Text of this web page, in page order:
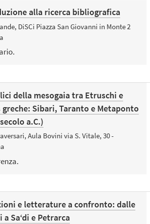
alla ricerca bibliografica
DiSCi Piazza San Giovanni in Monte 2
della mesogaia tra Etruschi e
greche: Sibari, Taranto e Metaponto
a.C.)
Aula Bovini via S. Vitale, 30 -
e letterature a confronto: dalle
Sa‘di e Petrarca